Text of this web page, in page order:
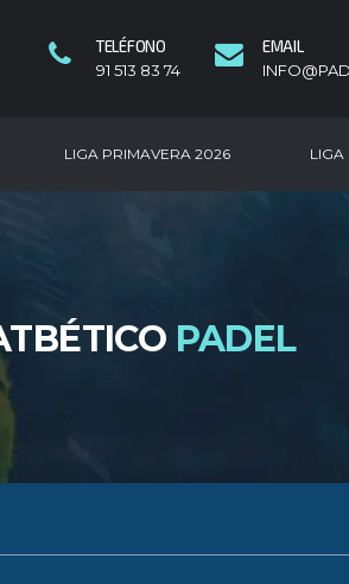
TELÉFONO
91 513 83 74
EMAIL
LIGA PRIMAVERA 2026 LIGA
PADEL